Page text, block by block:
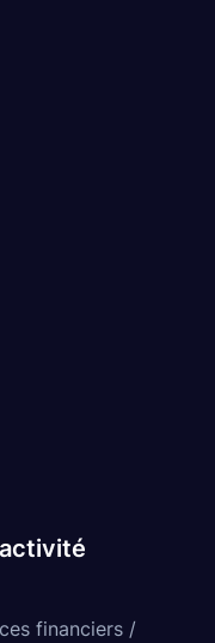
financiers /